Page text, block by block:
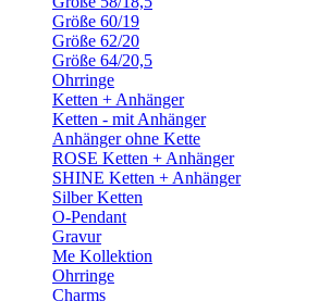
Größe 60/19
Größe 62/20
Größe 64/20,5
Ohrringe
Ketten + Anhänger
Ketten - mit Anhänger
Anhänger ohne Kette
ROSE Ketten + Anhänger
SHINE Ketten + Anhänger
Silber Ketten
O-Pendant
Gravur
Me Kollektion
Ohrringe
Charms